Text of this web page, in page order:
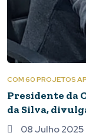
COM 60 PROJETOS
Presidente da
da Silva,
legislativos do 1º
08 Julho 2025